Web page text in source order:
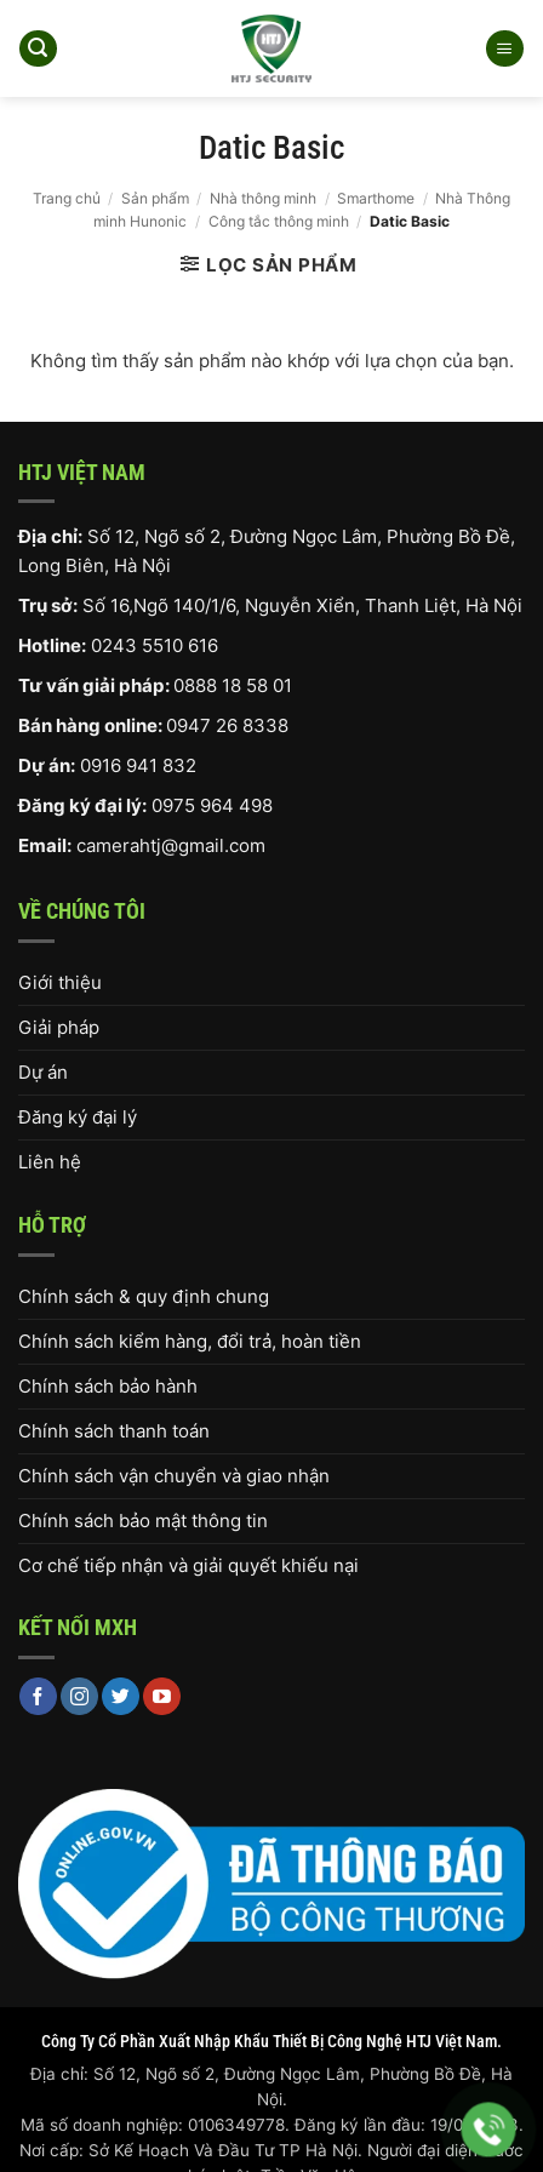
qua
Datic Basic
Trang chủ / Sản phẩm / Nhà thông minh / Smarthome / Nhà Thông
minh Hunonic / Công tắc thông minh / Datic Basic
LỌC SẢN PHẨM
Không tìm thấy sản phẩm nào khớp với lựa chọn của bạn.
HTJ VIỆT NAM
Địa chỉ: Số 12, Ngõ số 2, Đường Ngọc Lâm, Phường Bồ Đề,
Long Biên, Hà Nội
Trụ sở: Số 16,Ngõ 140/1/6, Nguyễn Xiển, Thanh Liệt, Hà Nội
Hotline: 0243 5510 616
Tư vấn giải pháp: 0888 18 58 01
Bán hàng online: 0947 26 8338
Dự án: 0916 941 832
Đăng ký đại lý: 0975 964 498
Email: camerahtj@gmail.com
VỀ CHÚNG TÔI
Giới thiệu
Giải pháp
Dự án
Đăng ký đại lý
Liên hệ
HỖ TRỢ
Chính sách & quy định chung
Chính sách kiểm hàng, đổi trả, hoàn tiền
Chính sách bảo hành
Chính sách thanh toán
Chính sách vận chuyển và giao nhận
Chính sách bảo mật thông tin
Cơ chế tiếp nhận và giải quyết khiếu nại
KẾT NỐI MXH
Công Ty Cổ Phần Xuất Nhập Khẩu Thiết Bị Công Nghệ HTJ Việt Nam.
Địa chỉ: Số 12, Ngõ số 2, Đường Ngọc Lâm, Phường Bồ Đề, Hà
Nội.
Mã số doanh nghiệp: 0106349778. Đăng ký lần đầu: 19/07/2023.
Nơi cấp: Sở Kế Hoạch Và Đầu Tư TP Hà Nội. Người đại diện trước